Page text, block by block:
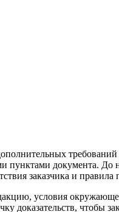
пунктами документа.
заказчика и
условия
чтобы